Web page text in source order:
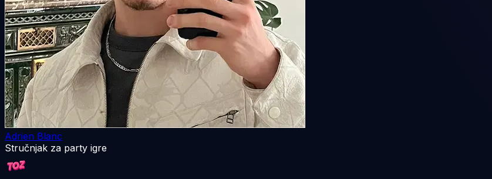
Adrien Blanc
Stručnjak za party igre